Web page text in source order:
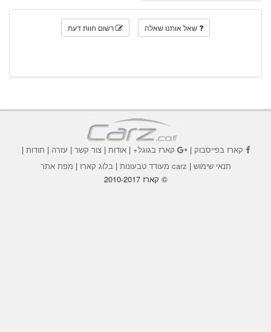
שאל אותנו שאלה רשום חוות דעת
קארז בפייסבוק| קארז בגוגל+|אודות |צור קשר | עזרה | תודות |
תנאי שימוש | carz מעודד טבעונות | בלוג קארז | מפת אתר
© קארז 2010-2017